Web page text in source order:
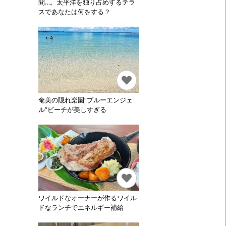
間…。太平洋を独り占めするテラ
スであなたは何をする？
奄美の隠れ楽園“ブルーエンジェ
ル”ビーチが美しすぎる
ワイルドなオーナーが作るワイル
ドなランチでエネルギー補給